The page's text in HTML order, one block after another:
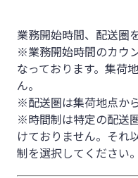
業務開始時間、配送圏
※業務開始時間のカウ
なっております。集荷
ん。
※配送圏は集荷地点か
※時間制は特定の配送
けておりません。それ
制を選択してください。